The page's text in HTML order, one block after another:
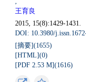
王育良
2015, 15(8):1429-1431.
DOI: 10.3980/
[摘要](1655)
[HTML](0)
[PDF 2.53 M](1616)